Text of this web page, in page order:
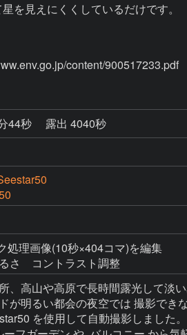
を見えにくくしているだけです。
content/900517233.pdf
44秒
露出 4040秒
処理画像(10秒×404コマ)を編集
、高山や高原で長時間露光して淡
が明るい都会の夜空では 撮影でき
を使用して自動撮影しました。